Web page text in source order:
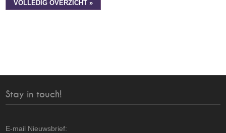
VOLLEDIG OVERZICHT »
Stay in touch!
E-mail Nieuwsbrief: